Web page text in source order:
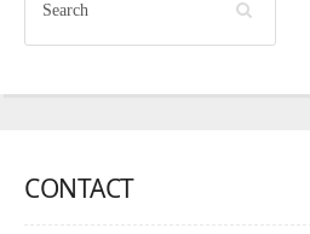
CONTACT